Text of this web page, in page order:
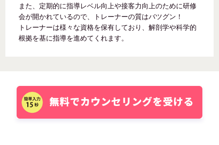
また、定期的に指導レベル向上や接客力向上のために研修
会が開かれているので、トレーナーの質はバツグン！
トレーナーは様々な資格を保有しており、解剖学や科学的
根拠を基に指導を進めてくれます。